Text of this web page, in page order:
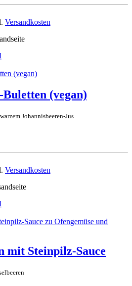
Versandkosten
(vegan)
Johannisbeeren-Jus
Versandkosten
mit Steinpilz-Sauce